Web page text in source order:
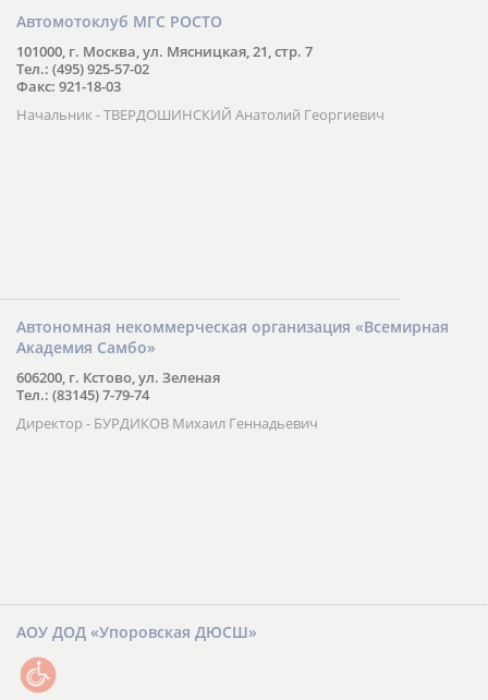
Автомотоклуб МГС РОСТО
101000, г. Москва, ул. Мясницкая, 21, стр. 7
Тел.: (495) 925-57-02
Факс: 921-18-03
Начальник - ТВЕРДОШИНСКИЙ Анатолий Георгиевич
Автономная некоммерческая организация «Всемирная
Академия Самбо»
606200, г. Кстово, ул. Зеленая
Тел.: (83145) 7-79-74
Директор - БУРДИКОВ Михаил Геннадьевич
АОУ ДОД «Упоровская ДЮСШ»